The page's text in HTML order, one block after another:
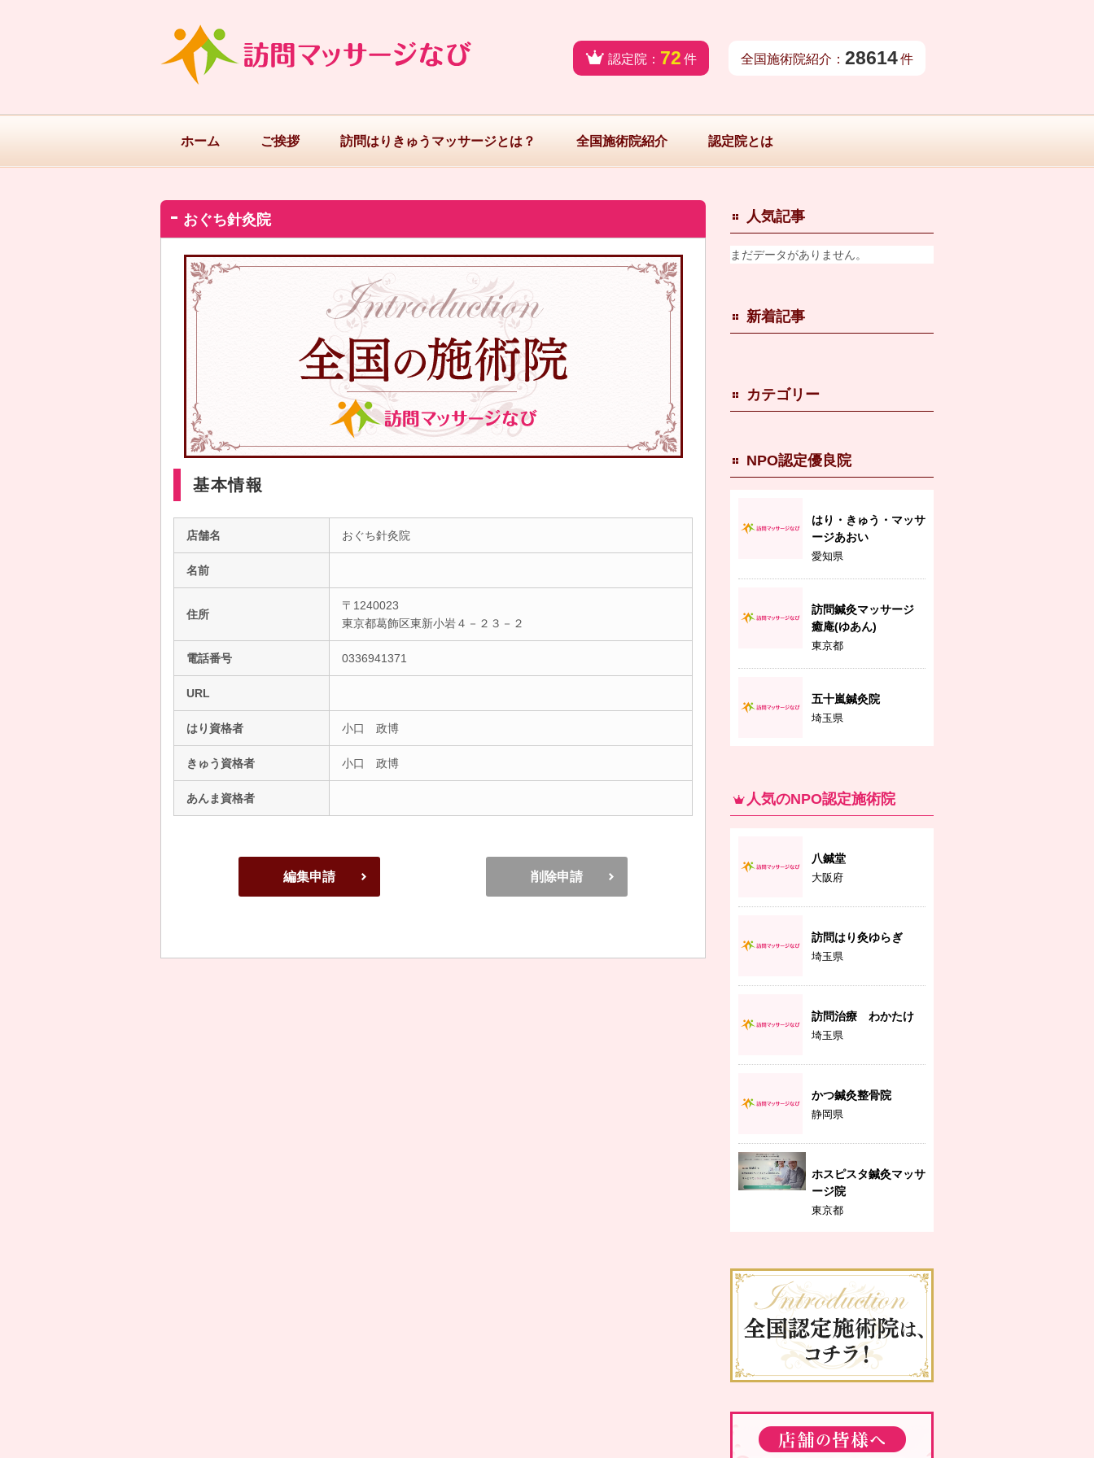
認定院： 72 件 全国施術院紹介： 28614件
ホーム ご挨拶 訪問はりきゅうマッサージとは？ 全国施術院紹介 認定院とは
おぐち針灸院
基本情報
店舗名 おぐち針灸院
名前
住所
〒1240023
東京都葛飾区東新小岩４－２３－２
電話番号 0336941371
URL
はり資格者 小口 政博
きゅう資格者 小口 政博
あんま資格者
編集申請 削除申請
人気記事
まだデータがありません。
新着記事
カテゴリー
NPO認定優良院
はり・きゅう・マッサ
ージあおい
愛知県
訪問鍼灸マッサージ
癒庵(ゆあん)
東京都
五十嵐鍼灸院
埼玉県
人気のNPO認定施術院
八鍼堂
大阪府
訪問はり灸ゆらぎ
埼玉県
訪問治療 わかたけ
埼玉県
かつ鍼灸整骨院
静岡県
ホスピスタ鍼灸マッサ
ージ院
東京都